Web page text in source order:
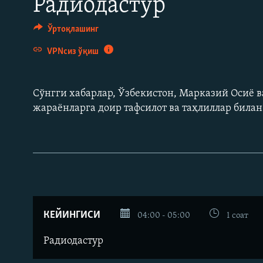
Радиодастур
Ўртоқлашинг
VPNсиз ўқиш
Сўнгги хабарлар, Ўзбекистон, Марказий Осиë
жараëнларга доир тафсилот ва таҳлиллар
КЕЙИНГИСИ 04:00 - 05:00 1 соат
Радиодастур